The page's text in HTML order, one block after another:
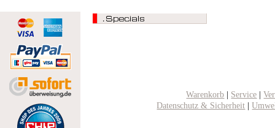
Warenkorb Service |
Datenschutz & Sicherheit |